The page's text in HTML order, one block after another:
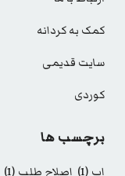
کمک به کردانه
سایت قدیمی
کوردی
برچسب ها
اب (1) اصلاح طلب (1)